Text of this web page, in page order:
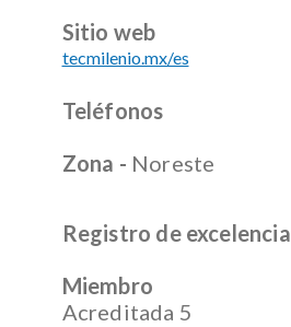
Sitio web
tecmilenio.mx/es
Teléfonos
Zona - Noreste
Registro de excelencia
Miembro
Acreditada 5